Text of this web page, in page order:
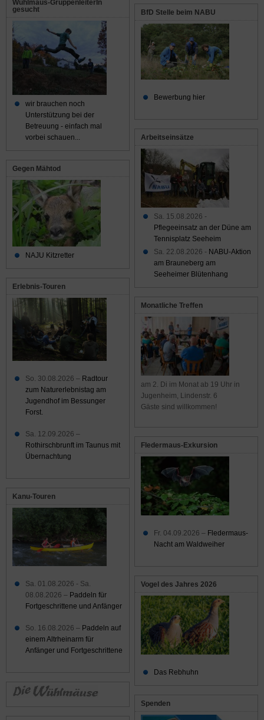
BfD Stelle beim NABU
Bewerbung hier
Arbeitseinsätze
Sa. 15.08.2026 -
Pflegeeinsatz an der Düne am
Tennisplatz Seeheim
Sa. 22.08.2026 - NABU-Aktion
am Brauneberg am
Seeheimer Blütenhang
Monatliche Treffen
am 2. Di im Monat ab 19 Uhr in
Jugenheim, Lindenstr. 6
Gäste sind willkommen!
Fledermaus-Exkursion
Fr. 04.09.2026 – Fledermaus-
Nacht am Waldweiher
Vogel des Jahres 2026
Das Rebhuhn
Spenden
Wühlmaus-GruppenleiterIn
gesucht
wir brauchen noch
Unterstützung bei der
Betreuung - einfach mal
vorbei schauen...
Gegen Mähtod
NAJU Kitzretter
Erlebnis-Touren
So. 30.08.2026 – Radtour
zum Naturerlebnistag am
Jugendhof im Bessunger
Forst.
Sa. 12.09.2026 –
Rothirschbrunft im Taunus mit
Übernachtung
Kanu-Touren
Sa. 01.08.2026 - Sa.
08.08.2026 – Paddeln für
Fortgeschrittene und Anfänger
So. 16.08.2026 – Paddeln auf
einem Altrheinarm für
Anfänger und Fortgeschrittene